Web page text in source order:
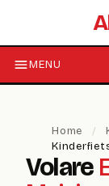
MENU
Home /
Volare